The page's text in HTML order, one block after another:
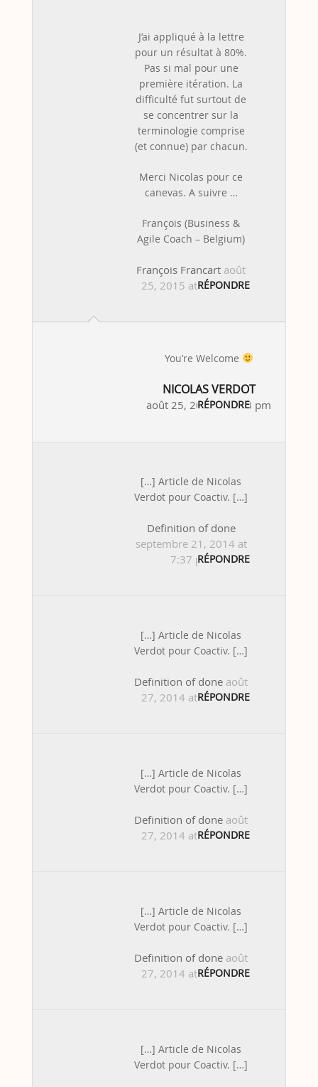
J’ai appliqué à la lettre
pour un résultat à 80%.
Pas si mal pour une
première itération. La
difficulté fut surtout de
se concentrer sur la
terminologie comprise
(et connue) par chacun.
Merci Nicolas pour ce
canevas. A suivre …
François (Business &
Agile Coach – Belgium)
François Francart août
25, 2015 at 2:09 pm
RÉPONDRE
You’re Welcome
NICOLAS VERDOT
août 25, 2015 at 2:13 pm
RÉPONDRE
[…] Article de Nicolas
Verdot pour Coactiv. […]
Definition of done
septembre 21, 2014 at
7:37 pmRÉPONDRE
[…] Article de Nicolas
Verdot pour Coactiv. […]
Definition of done août
27, 2014 at 2:08 pm
RÉPONDRE
[…] Article de Nicolas
Verdot pour Coactiv. […]
Definition of done août
27, 2014 at 9:41 am
RÉPONDRE
[…] Article de Nicolas
Verdot pour Coactiv. […]
Definition of done août
27, 2014 at 9:37 am
RÉPONDRE
[…] Article de Nicolas
Verdot pour Coactiv. […]